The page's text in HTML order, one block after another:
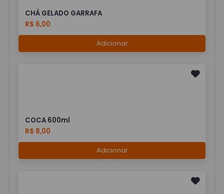
CHÁ GELADO GARRAFA
R$ 6,00
Adicionar
COCA 600ml
R$ 8,00
Adicionar